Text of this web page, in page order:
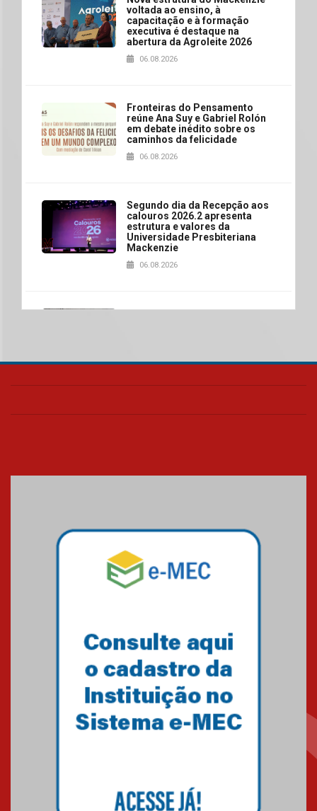
voltada ao ensino, à
capacitação e à formação
executiva é destaque na
abertura da Agroleite 2026
06.08.2026
Fronteiras do Pensamento
reúne Ana Suy e Gabriel Rolón
em debate inédito sobre os
caminhos da felicidade
06.08.2026
Segundo dia da Recepção aos
calouros 2026.2 apresenta
estrutura e valores da
Universidade Presbiteriana
Mackenzie
06.08.2026
realizará nova edição da Feira
04.08.2026
Mackenzie recepciona os
calouros do segundo semestre
Como o Colégio Mackenzie
Brasília prepara seus
estudantes para o PAS antes
mesmo do Ensino Médio
04.08.2026